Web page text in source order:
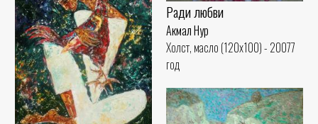
Ради любви
Акмал Нур
Холст, масло (120x100) - 20077
год